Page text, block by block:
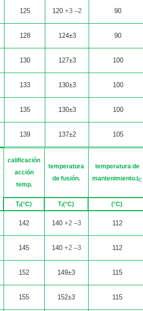
125 120 +3 –2 90
128 124±3 90
130 127±3 100
133 130±3 100
135 130±3 100
139 137±2 105
calificación
acción
temp.
temperatura
de fusión.
temperatura de
mantenimiento.tC
Tf(°C) Tf(°C) (°C)
142 140+2 –3 112
145 140+2 –3 112
152 149±3 115
155 152±3 115